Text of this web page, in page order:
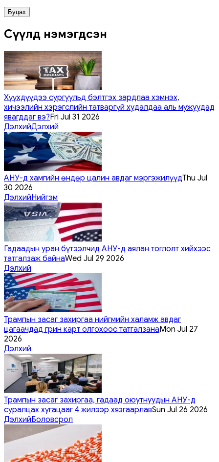
Буцах
Сүүлд нэмэгдсэн
Хүүхдүүдээ сургуульд бэлтгэх зардлаа хэмнэх,
хичээлийн хэрэгслийн татваргүй худалдаа аль мужуудад
явагддаг вэ?Fri Jul 31 2026
ДэлхийДэлхий
АНУ-д хамгийн өндөр цалин авдаг мэргэжилүүдThu Jul
30 2026
ДэлхийНийгэм
Гадаадын уран бүтээлчид АНУ-д аялан тоглолт хийхээс
татгалзаж байнаWed Jul 29 2026
Дэлхий
Трампын засаг захиргаа нийгмийн халамж авдаг
цагаачдад грин карт олгохоос татгалзанаMon Jul 27
2026
Дэлхий
Трампын засаг захиргаа, гадаад оюутнуудын АНУ-д
суралцах хугацааг 4 жилээр хязгаарлавSun Jul 26 2026
ДэлхийБоловсрол